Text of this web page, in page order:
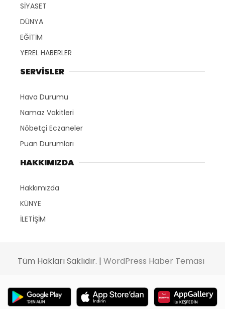
SİYASET
DÜNYA
EĞİTİM
YEREL HABERLER
SERVİSLER
Hava Durumu
Namaz Vakitleri
Nöbetçi Eczaneler
Puan Durumları
HAKKIMIZDA
Hakkımızda
KÜNYE
İLETİŞİM
Tüm Hakları Saklıdır. | WordPress Haber Teması